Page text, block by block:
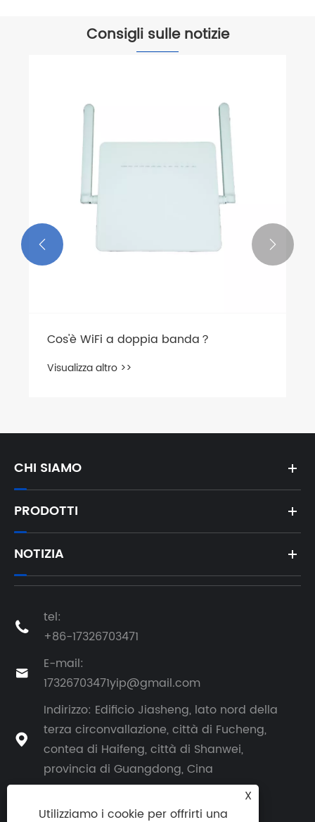
Consigli sulle notizie
Cos'è WiFi a doppia banda？
Visualizza altro >>
 
CHI SIAMO
PRODOTTI
NOTIZIA

tel:
+86-17326703471

E-mail:
17326703471yip@gmail.com

Indirizzo: Edificio Jiasheng, lato nord della
terza circonvallazione, città di Fucheng,
contea di Haifeng, città di Shanwei,
provincia di Guangdong, Cina
X
Utilizziamo i cookie per offrirti una